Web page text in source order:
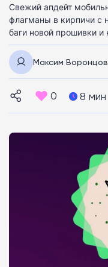
Свежий апдейт
флагманы в кирпичи с
баги новой прошивки
Максим Воронцов
0 8 мин